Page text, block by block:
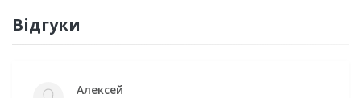
Відгуки
Алексей